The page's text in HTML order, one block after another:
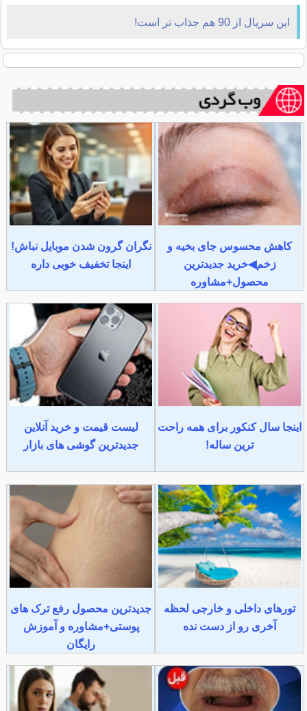
می‌کردم،‌ حالا پررو‌ شده‌ام
این سریال از 90 هم جذاب تر است!
کاهش محسوس جای بخیه و
زخم◀خرید جدیدترین
محصول+مشاوره
نگران گرون شدن موبایل نباش!
اینجا تخفیف خوبی داره
اینجا سال کنکور برای همه راحت
ترین ساله!
لیست قیمت و خرید آنلاین
جدیدترین گوشی های بازار
تورهای داخلی و خارجی لحظه
آخری رو از دست نده
جدیدترین محصول رفع ترک های
پوستی+مشاوره و آموزش
رایگان